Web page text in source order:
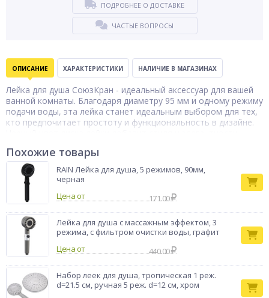
ПОДРОБНЕЕ О ДОСТАВКЕ
ЧАСТЫЕ ВОПРОСЫ
ОПИСАНИЕ ХАРАКТЕРИСТИКИ НАЛИЧИЕ В МАГАЗИНАХ
Лейка для душа СоюзКран - идеальный аксессуар для вашей
ванной комнаты. Благодаря диаметру 95 мм и одному режиму
подачи воды, эта лейка станет идеальным выбором для тех,
кто предпочитает простоту и функциональность в дизайне.
что позволяет легко подключить ее к большинству душевых
систем. Установка займет всего несколько минут и не
потребует специальных навыков или инструментов.
Силиконовые форсунки обеспечивают равномерную подачу
воды и предотвращают образование известковых
наслаждайтесь комфортом, стилем и качеством каждый
день!
Тип товара
Бренд
Похожие товары
RAIN Лейка для душа, 5 режимов, 90мм,
черная
Цена от
171.00
Лейка для душа с массажным эффектом, 3
режима, с фильтром очистки воды, графит
Цена от
440.00
Набор леек для душа, тропическая 1 реж.
d=21.5 cм, ручная 5 реж. d=12 cм, хром